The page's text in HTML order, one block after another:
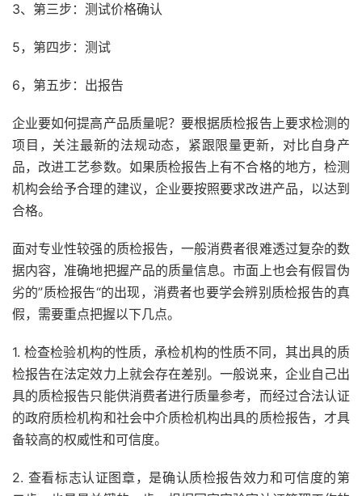
3、第三步：测试价格确认
5，第四步：测试
6，第五步：出报告
企业要如何提高产品质量呢？要根据质检报告上要求检测的
项目，关注最新的法规动态，紧跟限量更新，对比自身产
品，改进工艺参数。如果质检报告上有不合格的地方，检测
机构会给予合理的建议，企业要按照要求改进产品，以达到
合格。
面对专业性较强的质检报告，一般消费者很难透过复杂的数
据内容，准确地把握产品的质量信息。市面上也会有假冒伪
劣的”质检报告“的出现，消费者也要学会辨别质检报告的真
假，需要重点把握以下几点。
1. 检查检验机构的性质，承检机构的性质不同，其出具的质
检报告在法定效力上就会存在差别。一般说来，企业自己出
具的质检报告只能供消费者进行质量参考，而经过合法认证
的政府质检机构和社会中介质检机构出具的质检报告，才具
备较高的权威性和可信度。
2. 查看标志认证图章，是确认质检报告效力和可信度的第